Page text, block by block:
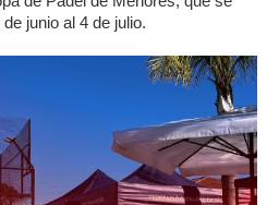
junio al 4 de julio.